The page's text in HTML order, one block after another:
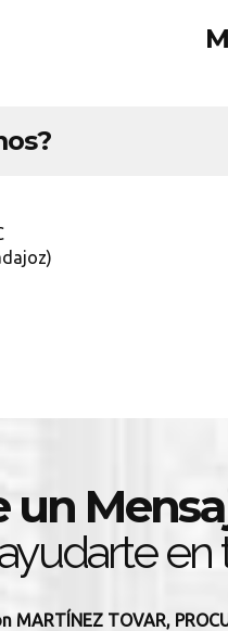
un
en
MARTÍNEZ TOVAR,